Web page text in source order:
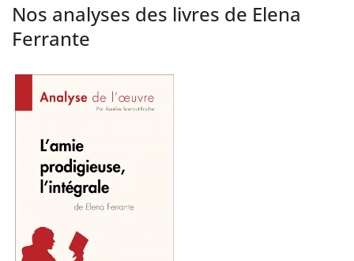
Nos analyses des livres de Elena
Ferrante